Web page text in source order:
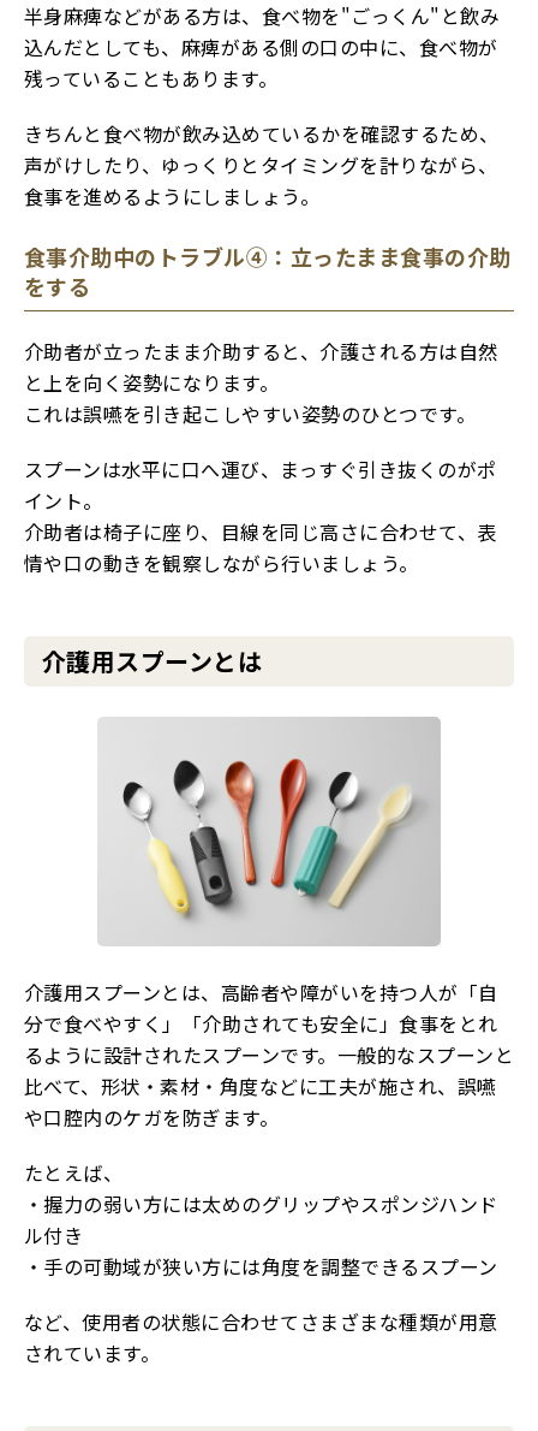
半身麻痺などがある方は、食べ物を"ごっくん"と飲み
込んだとしても、麻痺がある側の口の中に、食べ物が
残っていることもあります。
きちんと食べ物が飲み込めているかを確認するため、
声がけしたり、ゆっくりとタイミングを計りながら、
食事を進めるようにしましょう。
食事介助中のトラブル④：立ったまま食事の介助
をする
介助者が立ったまま介助すると、介護される方は自然
と上を向く姿勢になります。
これは誤嚥を引き起こしやすい姿勢のひとつです。
スプーンは水平に口へ運び、まっすぐ引き抜くのがポ
イント。
介助者は椅子に座り、目線を同じ高さに合わせて、表
情や口の動きを観察しながら行いましょう。
介護用スプーンとは
介護用スプーンとは、高齢者や障がいを持つ人が「自
分で食べやすく」「介助されても安全に」食事をとれ
るように設計されたスプーンです。一般的なスプーンと
比べて、形状・素材・角度などに工夫が施され、誤嚥
や口腔内のケガを防ぎます。
たとえば、
・握力の弱い方には太めのグリップやスポンジハンド
ル付き
・手の可動域が狭い方には角度を調整できるスプーン
など、使用者の状態に合わせてさまざまな種類が用意
されています。